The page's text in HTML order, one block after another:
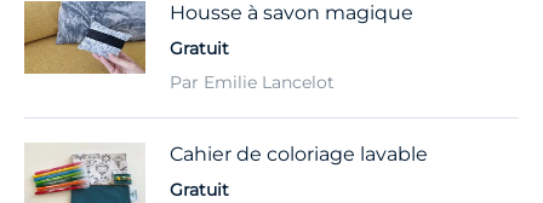
Housse à savon magique
Gratuit
Par Emilie Lancelot
Cahier de coloriage lavable
Gratuit